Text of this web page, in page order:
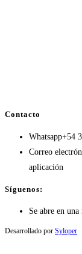
Contacto
Whatsapp+54
Correo
aplicación
Síguenos:
Se abre en una
Desarrollado por Syloper